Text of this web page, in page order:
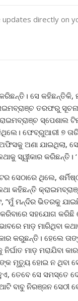
directly on
ସେ
ତରଫରୁ
ସ୍ପେଶାଲ
ଫେବ୍ରୁଆରୀ ୭
ଅଫିସକୁ ଅଣା
ସ୍ୱୀକାର କରିଛନ୍ତି।
ସେଠାରେ ଥିଲେ,
କହିଛନ୍ତି
”ମୁଁ ମନ୍ଦିର ଭିତରକୁ
ସହଯୋଗ
ମାଡ଼ ମାରିଥିବା
କରୁଛନ୍ତି। ହେଲେ
ମାଡ଼ ମରାଯିବା
ମୃତ୍ୟୁ ହୋଇ ନ ଥିବା
ତେବେ ସେ ସମସ୍ତେ
ବାବୁ ନିରଞ୍ଜନ ସେଠୀ